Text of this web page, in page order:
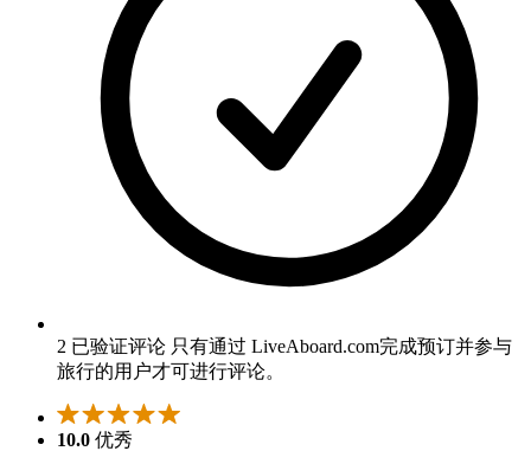
2 已验证评论 只有通过 LiveAboard.com完成预订并参与
旅行的用户才可进行评论。
10.0 优秀